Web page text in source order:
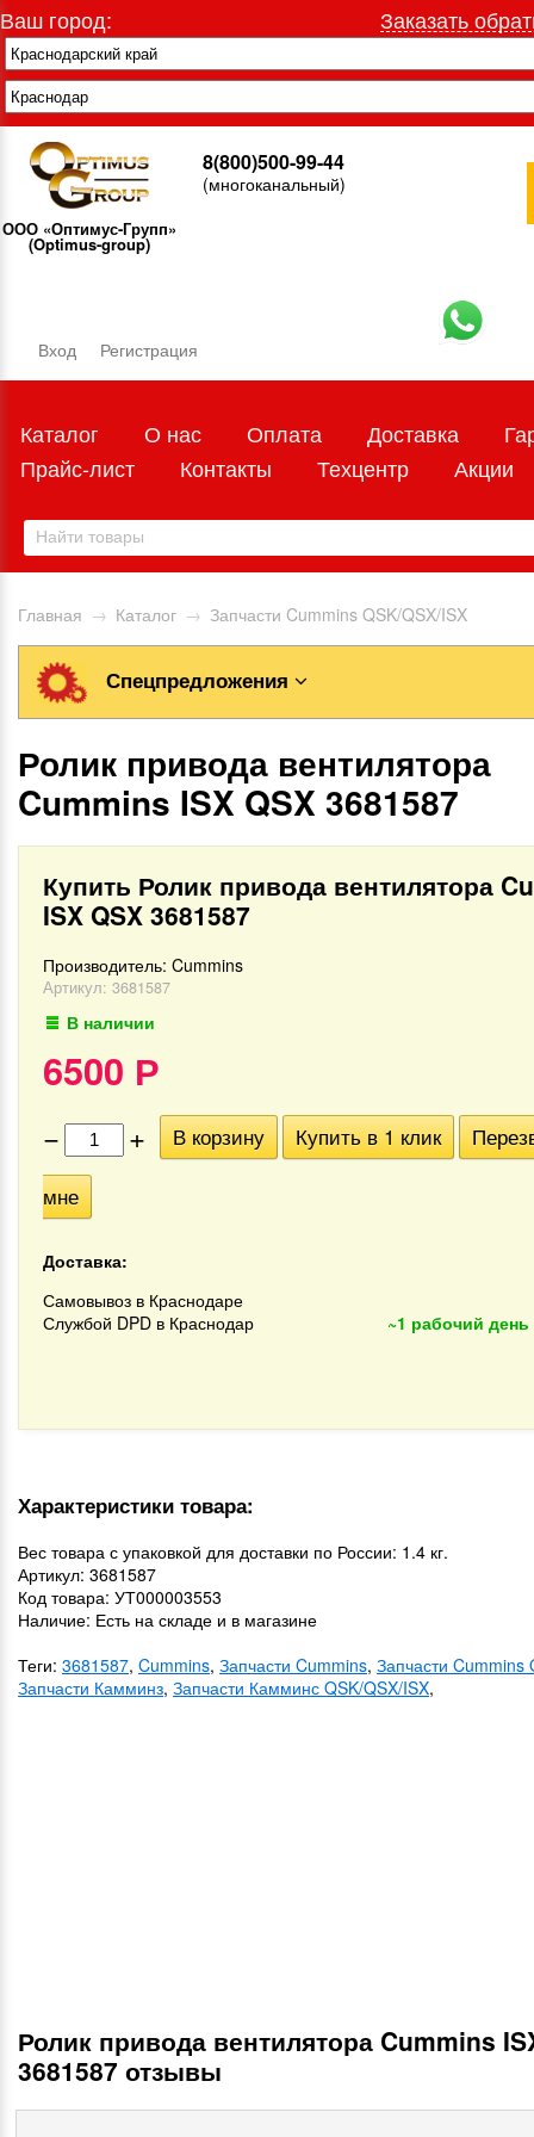
Ваш город: Заказать
ООО «Оптимус-Групп»
(Optimus-group)
8(800)500-99-44
(многоканальный)
Вход Регистрация
Каталог О нас Оплата Доставка
Прайс-лист
Контакты Техцентр Акции
Главная → Каталог → Запчасти Cummins QSK/QSX/ISX
Спецпредложения
Ролик привода вентилятора
Cummins ISX QSX 3681587
Купить Ролик привода вентилятора
ISX QSX 3681587
Производитель: Cummins
Артикул: 3681587
В наличии
6500 Р
−
+ В корзину Купить в 1 клик
мне
Доставка:
Самовывоз в Краснодаре
Службой DPD в Краснодар
~1 рабочий день
Характеристики товара:
Вес товара с упаковкой для доставки по России: 1.4 кг.
Артикул: 3681587
Код товара: УТ000003553
Наличие: Есть на складе и в магазине
Теги: 3681587, Cummins, Запчасти Cummins, Запчасти Cummins
Запчасти Камминз, Запчасти Камминс QSK/QSX/ISX,
Ролик привода вентилятора Cummins
3681587 отзывы